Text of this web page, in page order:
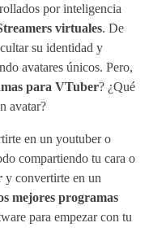
por inteligencia
virtuales. De
su identidad y
avatares únicos. Pero,
para VTuber? ¿Qué
avatar?
en un youtuber o
compartiendo tu cara o
y convertirte en un
mejores programas
para empezar con tu